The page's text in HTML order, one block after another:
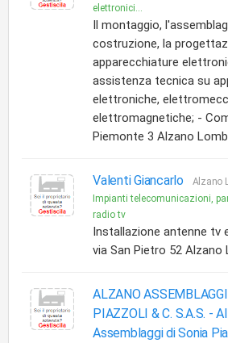
elettronici...
Il montaggio,
costruzione, la
apparecchiature
assistenza tecnica su
elettroniche,
elettromagnetiche; -
Piemonte 3 Alzano
Valenti Giancarlo
Alzano
Impianti telecomunicazioni,
radio tv
Installazione antenne tv
via San Pietro 52 Alzano
ALZANO
PIAZZOLI & C. S.A.S. -
Assemblaggi di Sonia